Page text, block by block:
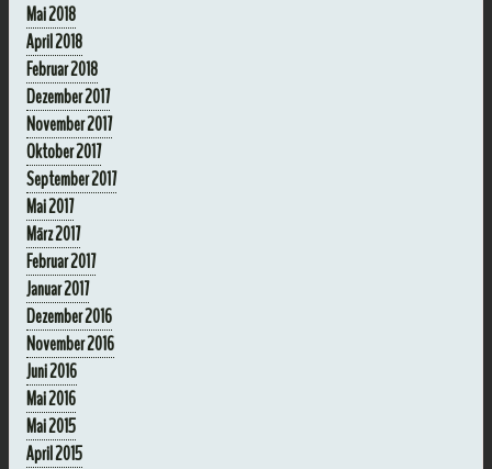
Mai 2018
April 2018
Februar 2018
Dezember 2017
November 2017
Oktober 2017
September 2017
Mai 2017
März 2017
Februar 2017
Januar 2017
Dezember 2016
November 2016
Juni 2016
Mai 2016
Mai 2015
April 2015